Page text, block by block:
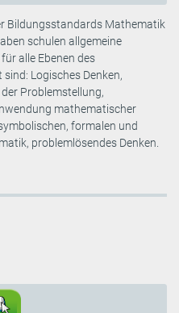
Bildungsstandards Mathematik
schulen allgemeine
alle Ebenen des
Logisches Denken,
Problemstellung,
mathematischer
formalen und
problemlösendes Denken.